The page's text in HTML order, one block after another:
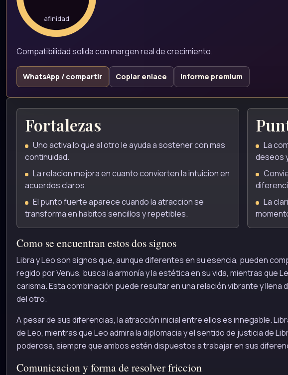
afinidad
Compatibilidad solida con margen real de crecimiento.
WhatsApp / compartir Copiar enlace Informe premium
Fortalezas
Uno activa lo que al otro le ayuda a sostener con mas
continuidad.
La relacion mejora en cuanto convierten la intuicion en
acuerdos claros.
El punto fuerte aparece cuando la atraccion se
transforma en habitos sencillos y repetibles.
La
deseos
La
Como se encuentran estos dos signos
Libra y Leo son signos que, aunque diferentes en su esencia, pueden
regido por Venus, busca la armonía y la estética en su vida, mientras que
carisma. Esta combinación puede resultar en una relación vibrante y
del otro.
A pesar de sus diferencias, la atracción inicial entre ellos es innegable.
de Leo, mientras que Leo admira la diplomacia y el sentido de justicia de
poderosa, siempre que ambos estén dispuestos a trabajar en sus
Comunicacion y forma de resolver friccion